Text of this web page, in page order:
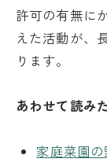
許可の有無に
えた活動が、
ります。
あわせて読み
家庭菜園